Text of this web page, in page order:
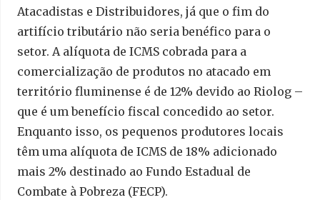
Atacadistas e Distribuidores, já que o fim do
artifício tributário não seria benéfico para o
setor. A alíquota de ICMS cobrada para a
comercialização de produtos no atacado em
território fluminense é de 12% devido ao Riolog –
que é um benefício fiscal concedido ao setor.
Enquanto isso, os pequenos produtores locais
têm uma alíquota de ICMS de 18% adicionado
mais 2% destinado ao Fundo Estadual de
Combate à Pobreza (FECP).